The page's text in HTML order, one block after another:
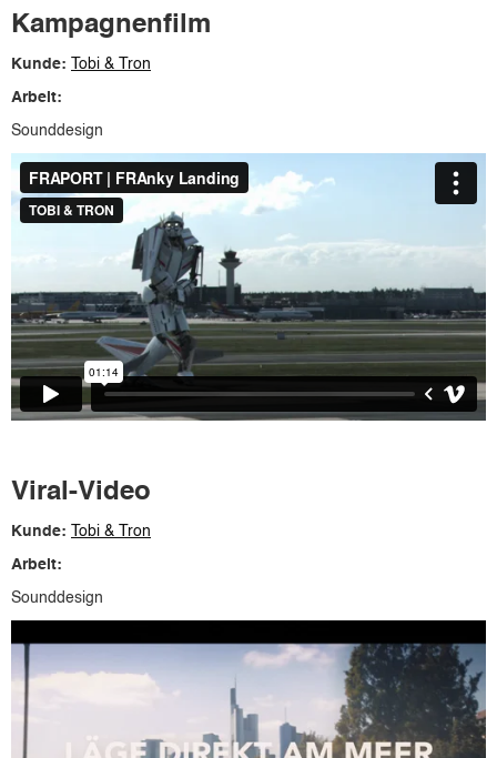
Kampagnenfilm
Kunde: Tobi & Tron
Arbeit:
Sounddesign
Viral-Video
Kunde: Tobi & Tron
Arbeit:
Sounddesign